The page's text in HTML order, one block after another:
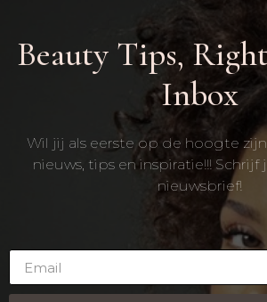
Beauty Tips,
Inbox
Wil jij als eerste op de hoogte
nieuws, tips en inspiratie!!! Schrijf
nieuwsbrief!